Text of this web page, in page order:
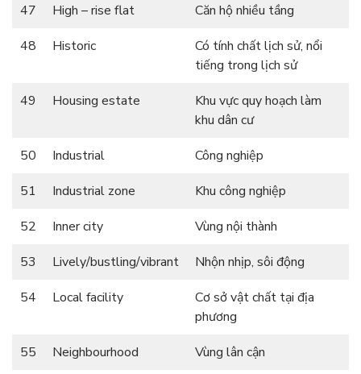
47
High – rise flat
Căn hộ nhiều tầng
48
Historic
Có tính chất lịch sử, nổi
tiếng trong lịch sử
49
Housing estate
Khu vực quy hoạch làm
khu dân cư
50
Industrial
Công nghiệp
51
Industrial zone
Khu công nghiệp
52
Inner city
Vùng nội thành
53
Lively/bustling/vibrant
Nhộn nhịp, sôi động
54
Local facility
Cơ sở vật chất tại địa
phương
55
Neighbourhood
Vùng lân cận